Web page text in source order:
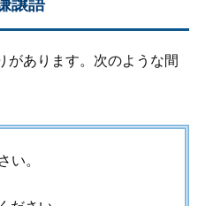
譲語
があります。次のような間
い。